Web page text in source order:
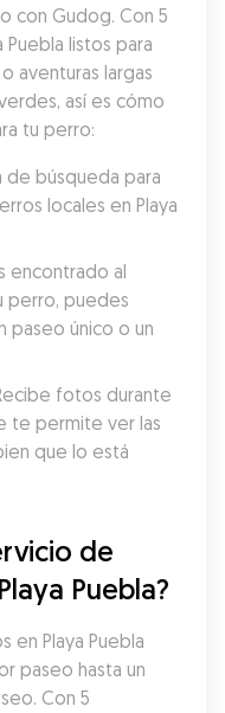
con Gudog. Con 5
listos para
aventuras largas
así es cómo
tu perro:
de búsqueda para
locales en Playa
encontrado al
perro, puedes
paseo único o un
fotos durante
te permite ver las
que lo está
de
Puebla?
en Playa Puebla
paseo hasta un
Con 5